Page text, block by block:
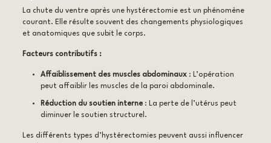
La chute du ventre après une hystérectomie est un phénomène
courant. Elle résulte souvent des changements physiologiques
et anatomiques que subit le corps.
Facteurs contributifs :
Affaiblissement des muscles abdominaux: L’opération
peut affaiblir les muscles de la paroi abdominale.
Réduction du soutien interne: La perte de l’utérus peut
diminuer le soutien structurel.
Les différents types d’hystérectomies peuvent aussi influencer